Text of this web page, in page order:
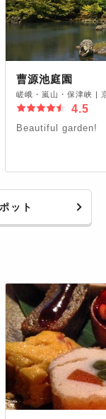
曹源池庭園
嵯峨・嵐山・保津峡 |
4.5
Beautiful garden!
ット